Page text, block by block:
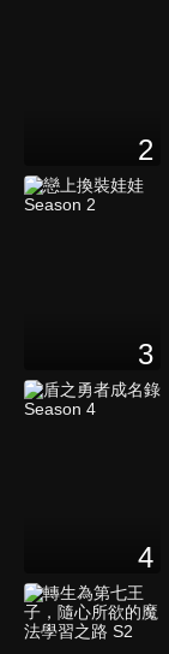
2
3
4